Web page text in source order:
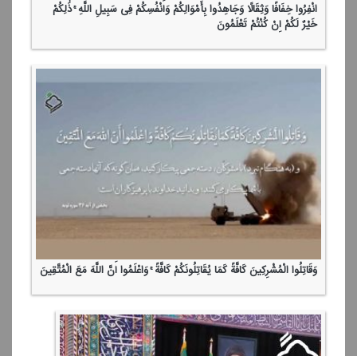
انْفِرُوا خِفَافًا وَثِقَالًا وَجَاهِدُوا بِأَمْوَالِكُمْ وَأَنْفُسِكُمْ فِی سَبِیلِ اللَّهِ ۚ ذَٰلِكُمْ
خَیْرٌ لَكُمْ إِنْ كُنْتُمْ تَعْلَمُونَ
وَقَاتِلُوا الْمُشْرِكِینَ كَافَّةً كَمَا یُقَاتِلُونَكُمْ كَافَّةً ۚ وَاعْلَمُوا أَنَّ اللَّهَ مَعَ الْمُتَّقِینَ